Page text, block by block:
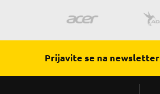
Prijavite se na newsletter